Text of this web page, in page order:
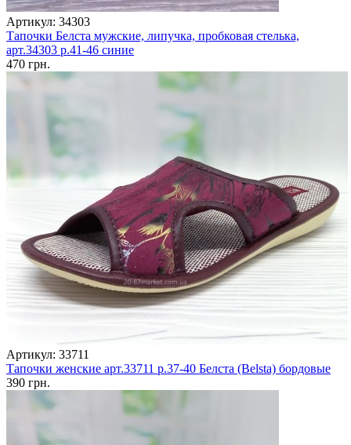
Артикул: 34303
Тапочки Белста мужские, липучка, пробковая стелька,
арт.34303 р.41-46 синие
470 грн.
Артикул: 33711
Тапочки женские арт.33711 р.37-40 Белста (Belsta) бордовые
390 грн.